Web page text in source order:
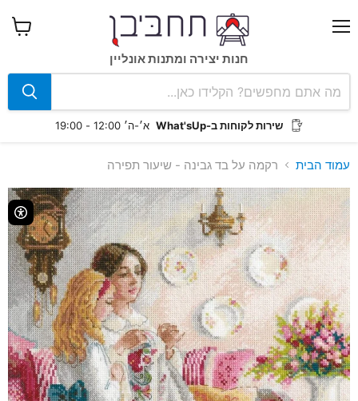
חנות יצירה ומתנות אונליין
שירות לקוחות ב-What'sUp א׳-ה׳ 12:00 - 19:00
עמוד הבית רקמה על בד גבינה - שיעור תפירה